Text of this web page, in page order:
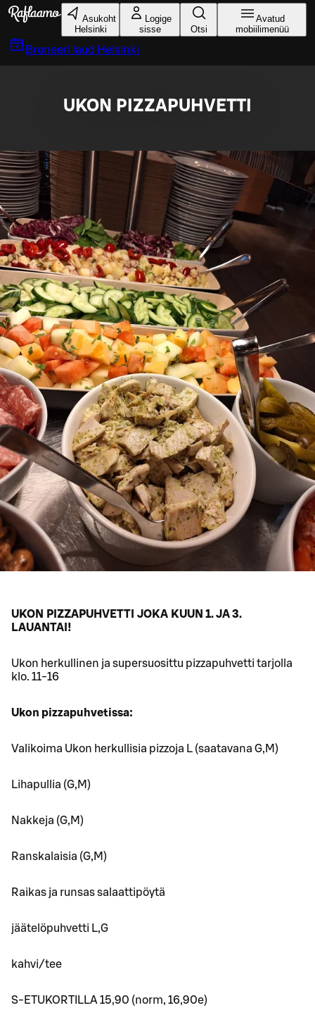
Liigu peamise sisu juurde
Asukoht
Helsinki
Logige
sisse
Otsi
Avatud
mobiilimenüü
Broneeri laud Helsinki
UKON PIZZAPUHVETTI
UKON PIZZAPUHVETTI JOKA KUUN 1. JA 3.
LAUANTAI!
Ukon herkullinen ja supersuosittu pizzapuhvetti tarjolla
klo. 11-16
Ukon pizzapuhvetissa:
Valikoima Ukon herkullisia pizzoja L (saatavana G,M)
Lihapullia (G,M)
Nakkeja (G,M)
Ranskalaisia (G,M)
Raikas ja runsas salaattipöytä
jäätelöpuhvetti L,G
kahvi/tee
S-ETUKORTILLA 15,90 (norm, 16,90e)